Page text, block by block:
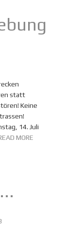
statt
Keine
14. Juli
MORE